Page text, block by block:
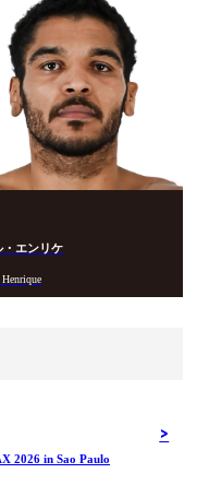
・エンリケ
2026 in Sao Paulo